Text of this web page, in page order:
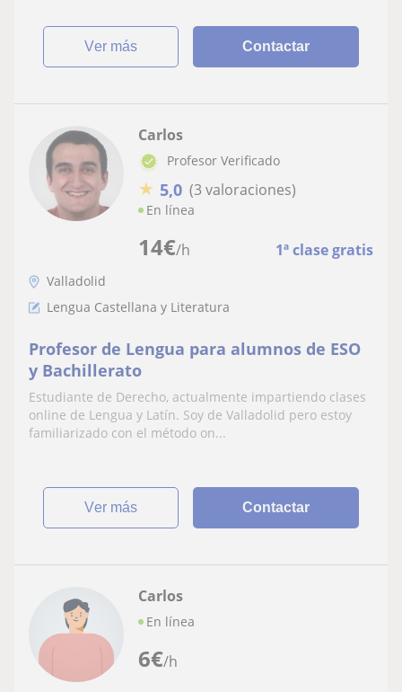
ver más Contactar
14€/h 1ª clase gratis
Carlos
Profesor Verificado
★ 5,0 (3 valoraciones)
En línea
Valladolid
Lengua Castellana y Literatura
Profesor de Lengua para alumnos de ESO
y Bachillerato
Estudiante de Derecho, actualmente impartiendo clases
online de Lengua y Latín. Soy de Valladolid pero estoy
familiarizado con el método on...
ver más Contactar
6€/h
Carlos
En línea